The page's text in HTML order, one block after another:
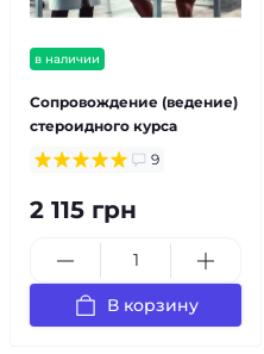
в наличии
Cопровождение (ведение)
стероидного курса
9
2 115 грн
В корзину